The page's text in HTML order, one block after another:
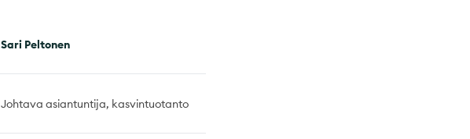
Sari Peltonen
Johtava asiantuntija, kasvintuotanto